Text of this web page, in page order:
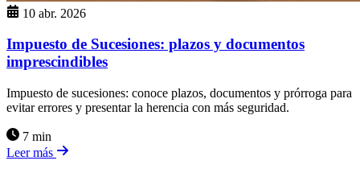
10 abr. 2026
Impuesto de Sucesiones: plazos y documentos
imprescindibles
Impuesto de sucesiones: conoce plazos, documentos y prórroga para
evitar errores y presentar la herencia con más seguridad.
7 min
Leer más